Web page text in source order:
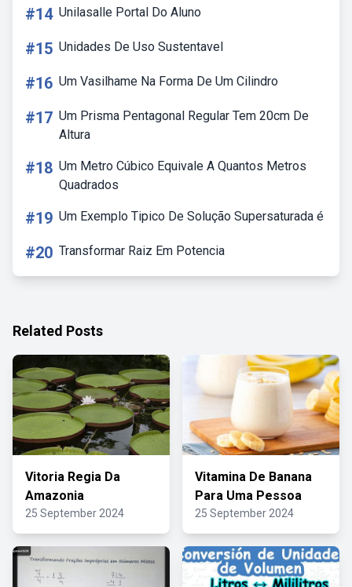
#14 Unilasalle Portal Do Aluno
#15 Unidades De Uso Sustentavel
#16 Um Vasilhame Na Forma De Um Cilindro
#17 Um Prisma Pentagonal Regular Tem 20cm De
Altura
#18 Um Metro Cúbico Equivale A Quantos Metros
Quadrados
#19 Um Exemplo Tipico De Solução Supersaturada é
#20 Transformar Raiz Em Potencia
Related Posts
Vitoria Regia Da
Amazonia
25 September 2024
Vitamina De Banana
Para Uma Pessoa
25 September 2024